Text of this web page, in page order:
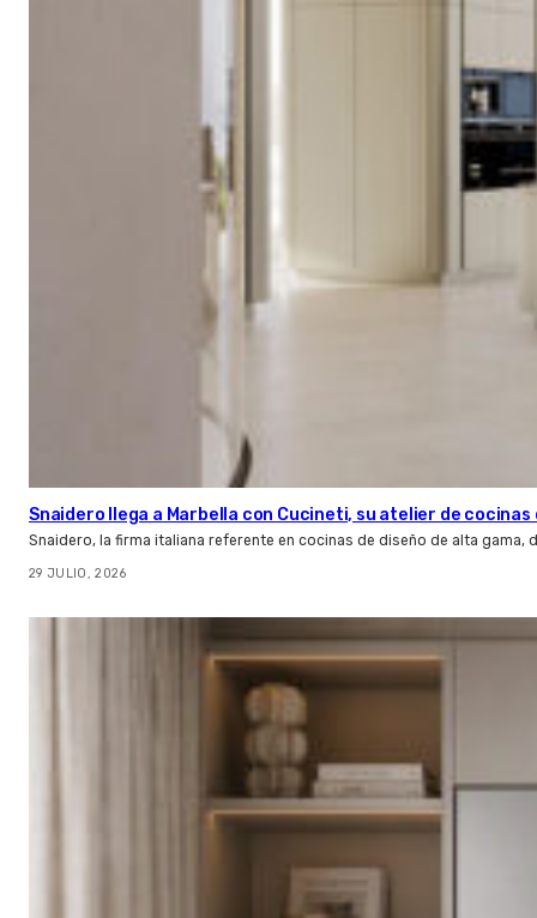
Snaidero llega a Marbella con Cucineti, su atelier de cocinas
Snaidero, la firma italiana referente en cocinas de diseño de alta gama,
29 JULIO, 2026